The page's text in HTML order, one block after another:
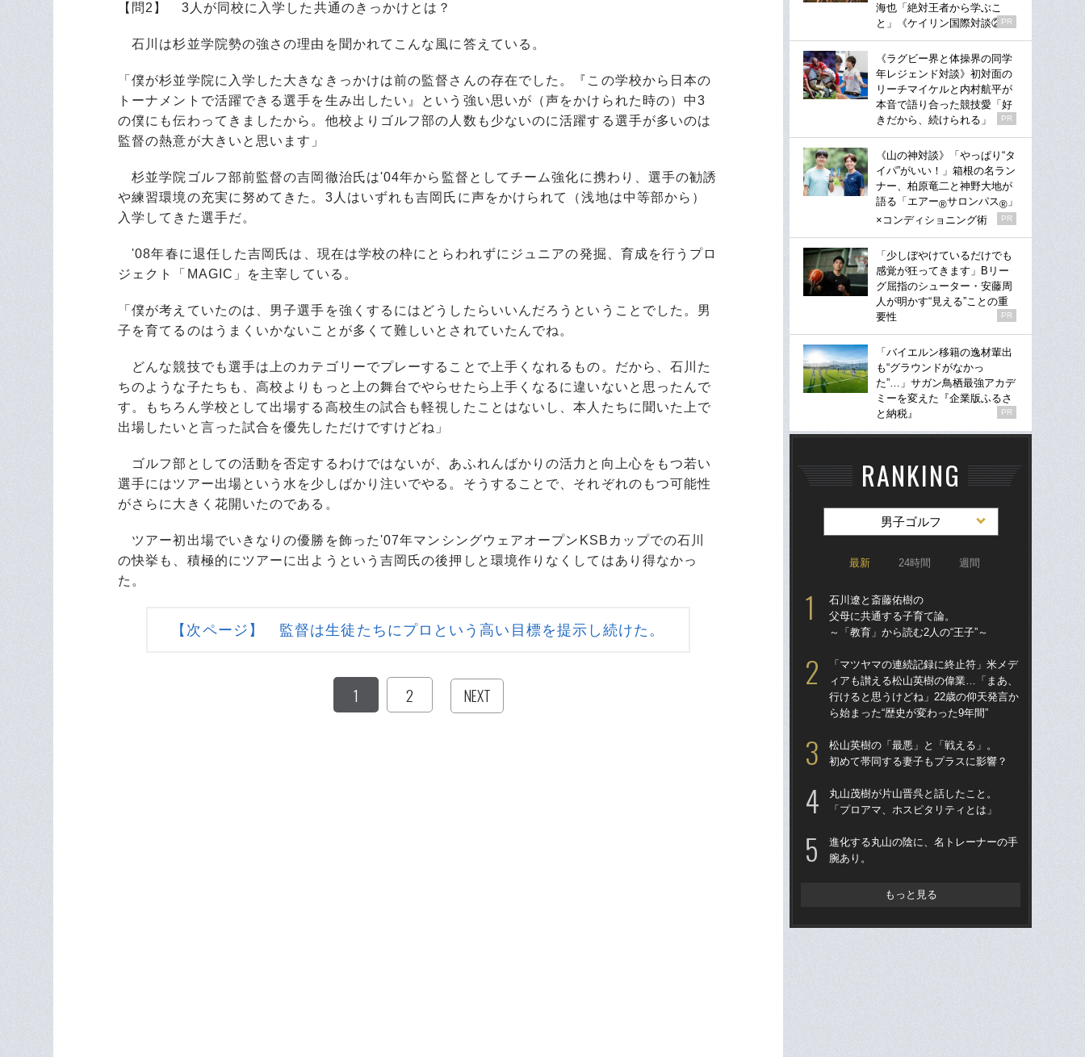
【問2】 3人が同校に入学した共通のきっかけとは？
石川は杉並学院勢の強さの理由を聞かれてこんな風に答えている。
「僕が杉並学院に入学した大きなきっかけは前の監督さんの存在でした。『この学校から日本の
トーナメントで活躍できる選手を生み出したい』という強い思いが（声をかけられた時の）中3
の僕にも伝わってきましたから。他校よりゴルフ部の人数も少ないのに活躍する選手が多いのは
監督の熱意が大きいと思います」
杉並学院ゴルフ部前監督の吉岡徹治氏は'04年から監督としてチーム強化に携わり、選手の勧誘
や練習環境の充実に努めてきた。3人はいずれも吉岡氏に声をかけられて（浅地は中等部から）
入学してきた選手だ。
'08年春に退任した吉岡氏は、現在は学校の枠にとらわれずにジュニアの発掘、育成を行うプロ
ジェクト「MAGIC」を主宰している。
「僕が考えていたのは、男子選手を強くするにはどうしたらいいんだろうということでした。男
子を育てるのはうまくいかないことが多くて難しいとされていたんでね。
どんな競技でも選手は上のカテゴリーでプレーすることで上手くなれるもの。だから、石川た
ちのような子たちも、高校よりもっと上の舞台でやらせたら上手くなるに違いないと思ったんで
す。もちろん学校として出場する高校生の試合も軽視したことはないし、本人たちに聞いた上で
出場したいと言った試合を優先しただけですけどね」
ゴルフ部としての活動を否定するわけではないが、あふれんばかりの活力と向上心をもつ若い
選手にはツアー出場という水を少しばかり注いでやる。そうすることで、それぞれのもつ可能性
がさらに大きく花開いたのである。
ツアー初出場でいきなりの優勝を飾った'07年マンシングウェアオープンKSBカップでの石川
の快挙も、積極的にツアーに出ようという吉岡氏の後押しと環境作りなくしてはあり得なかっ
た。
【次ページ】 監督は生徒たちにプロという高い目標を提示し続けた。
1 2 NEXT
海也「絶対王者から学ぶこ
と」《ケイリン国際対談②》
PR
《ラグビー界と体操界の同学
年レジェンド対談》初対面の
リーチマイケルと内村航平が
本音で語り合った競技愛「好
きだから、続けられる」
PR
《山の神対談》「やっぱり“タ
イパ”がいい！」箱根の名ラン
ナー、柏原竜二と神野大地が
語る「エアー®サロンパス® 」
×コンディショニング術
PR
「少しぼやけているだけでも
感覚が狂ってきます」Bリー
グ屈指のシューター・安藤周
人が明かす“見える”ことの重
要性
PR
「バイエルン移籍の逸材輩出
も“グラウンドがなかっ
た”…」サガン鳥栖最強アカデ
ミーを変えた『企業版ふるさ
と納税』
PR
RANKING
男子ゴルフ
最新 24時間 週間
石川遼と斎藤佑樹の
父母に共通する子育て論。
～「教育」から読む2人の“王子”～
「マツヤマの連続記録に終止符」米メデ
ィアも讃える松山英樹の偉業…「まあ、
行けると思うけどね」22歳の仰天発言か
ら始まった“歴史が変わった9年間”
松山英樹の「最悪」と「戦える」。
初めて帯同する妻子もプラスに影響？
丸山茂樹が片山晋呉と話したこと。
「プロアマ、ホスピタリティとは」
進化する丸山の陰に、名トレーナーの手
腕あり。
もっと見る